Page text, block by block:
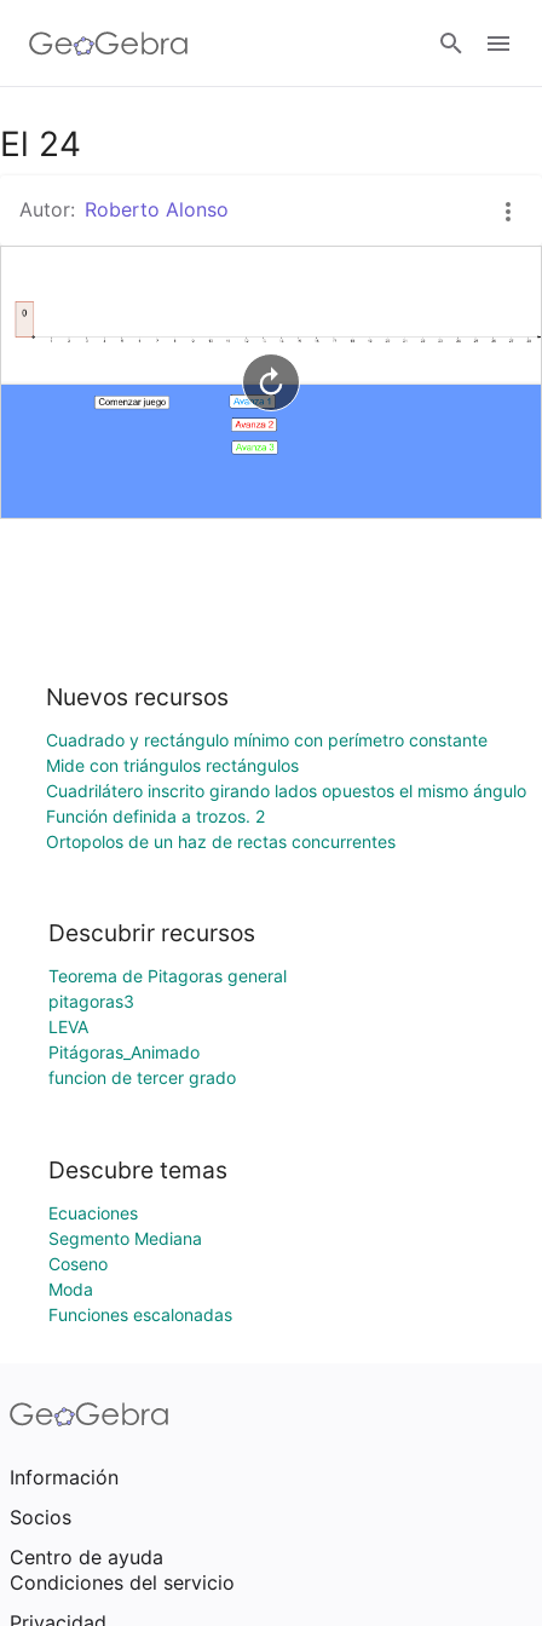
Google Classroom
GeoGebra Classroom
El 24
Autor: Roberto Alonso
Nuevos recursos
Cuadrado y rectángulo mínimo con perímetro constante
Mide con triángulos rectángulos
Cuadrilátero inscrito girando lados opuestos el mismo ángulo
Función definida a trozos. 2
Ortopolos de un haz de rectas concurrentes
Descubrir recursos
Teorema de Pitagoras general
pitagoras3
LEVA
Pitágoras_Animado
funcion de tercer grado
Descubre temas
Ecuaciones
Segmento Mediana
Coseno
Moda
Funciones escalonadas
Información
Socios
Centro de ayuda
Condiciones del servicio